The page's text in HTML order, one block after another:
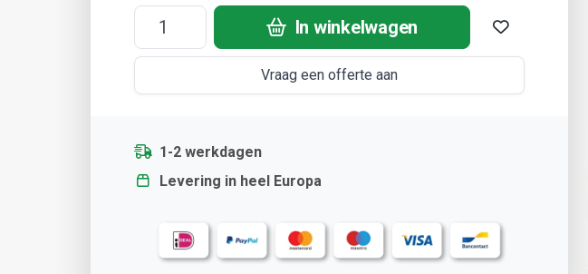
In winkelwagen
Vraag een offerte aan
1-2 werkdagen
Levering in heel Europa